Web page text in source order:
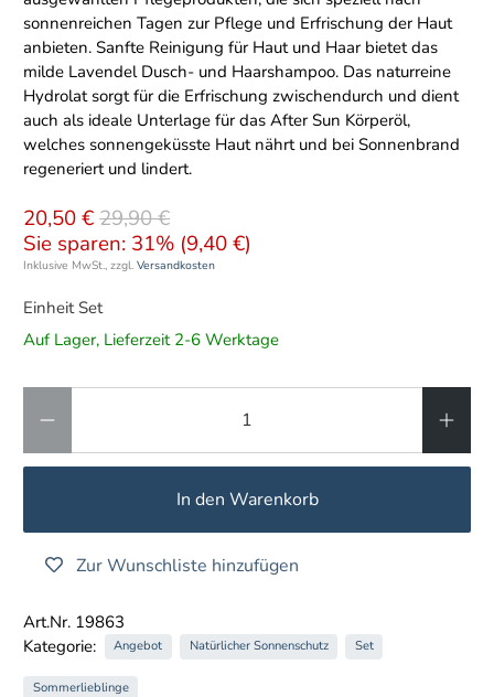
sonnenreichen Tagen zur Pflege und Erfrischung der Haut
anbieten. Sanfte Reinigung für Haut und Haar bietet das
milde Lavendel Dusch- und Haarshampoo. Das naturreine
Hydrolat sorgt für die Erfrischung zwischendurch und dient
auch als ideale Unterlage für das After Sun Körperöl,
welches sonnengeküsste Haut nährt und bei Sonnenbrand
regeneriert und lindert.
20,50 € 29,90 €
Sie sparen: 31% (9,40 €)
Inklusive MwSt., zzgl.Versandkosten
Einheit Set
Auf Lager, Lieferzeit 2-6 Werktage
In den Warenkorb
Zur Wunschliste hinzufügen
Art.Nr. 19863
Kategorie:
Angebot Natürlicher Sonnenschutz Set
Sommerlieblinge